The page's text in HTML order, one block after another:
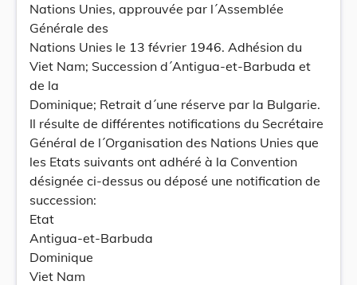
Nations Unies, approuvée par l´Assemblée
Générale des
Nations Unies le 13 février 1946. Adhésion du
Viet Nam; Succession d´Antigua-et-Barbuda et
de la
Dominique; Retrait d´une réserve par la Bulgarie.
Il résulte de différentes notifications du Secrétaire
Général de l´Organisation des Nations Unies que
les Etats suivants ont adhéré à la Convention
désignée ci-dessus ou déposé une notification de
succession:
Etat
Antigua-et-Barbuda
Dominique
Viet Nam